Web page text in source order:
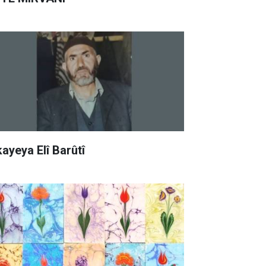
Elî Barûtî